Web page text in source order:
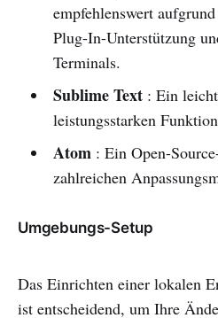
empfehlenswert
Plug-In-Unterstützung
Terminals.
Sublime Text: Ein
leistungsstarken
Atom: Ein Open-
zahlreichen
Umgebungs-Setup
Das Einrichten einer lokalen
ist entscheidend, um Ihre